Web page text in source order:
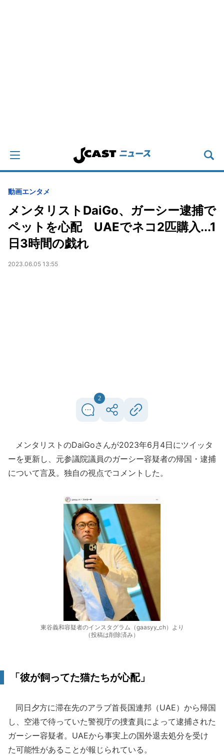
動画エンタメ
メンタリストDaiGo、ガーシー逮捕で
ペットを心配 UAEでネコ2匹購入...1
日3時間の戯れ
2023.06.05 13:55
2
メンタリストのDaiGoさんが2023年6月4日にツイッタ
ーを更新し、元参議院議員のガーシー容疑者の帰国・逮捕
について言及。独自の視点でコメントした。
東谷義和容疑者のインスタグラム（gaasyy_ch）より
（投稿は削除済み）
「彼が飼ってた猫たちが心配」
同日夕方に滞在先のアラブ首長国連邦（UAE）から帰国
し、空港で待っていた警視庁の捜査員によって逮捕された
ガーシー容疑者。UAEから事実上の国外退去処分を受け
た可能性があることが報じられている。